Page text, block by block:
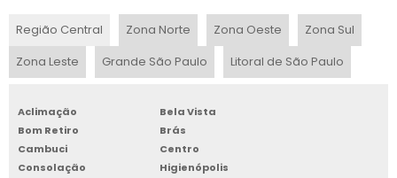
GRUA GUINCHO PARA ACELERAR OBRAS
GRUA GUINCHO PARA CONSTRUÇÃO CIVIL
GRUA GUINCHO PARA TRANSPORTE VERTICAL
GRUA GUINDASTE
Região Central Zona Norte Zona Oeste
Zona Sul
Zona Leste
Grande São Paulo Litoral de São Paulo
Aclimação
Bela Vista
Bom Retiro
Brás
Cambuci
Centro
Consolação
Higienópolis